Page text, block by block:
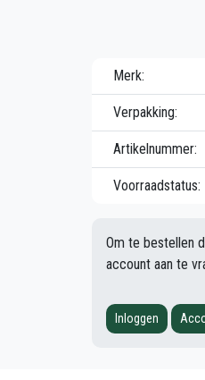
Merk:
Verpakking:
Artikelnummer:
Voorraadstatus:
Om te bestellen
account aan te
Inloggen